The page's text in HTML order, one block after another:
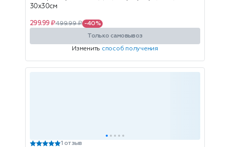
30х30см
299.99 ₽499.99 ₽ -40%
Только самовывоз
Изменить способ получения
1 отзыв